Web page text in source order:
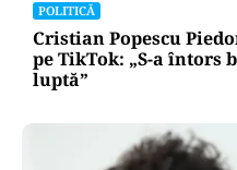
POLITICĂ
Cristian Popescu
pe TikTok: „S-a întors
luptă”